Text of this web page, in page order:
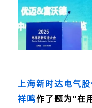
上海新时达电气
祥鸣作了题为“在